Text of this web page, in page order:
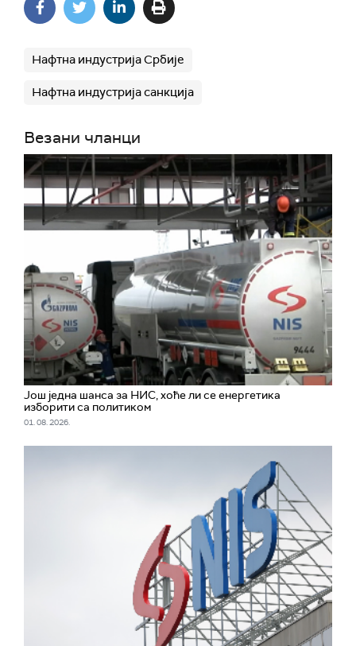
Нафтна индустрија Србије
Нафтна индустрија санкција
Везани чланци
Још једна шанса за НИС, хоће ли се енергетика
изборити са политиком
01. 08. 2026.